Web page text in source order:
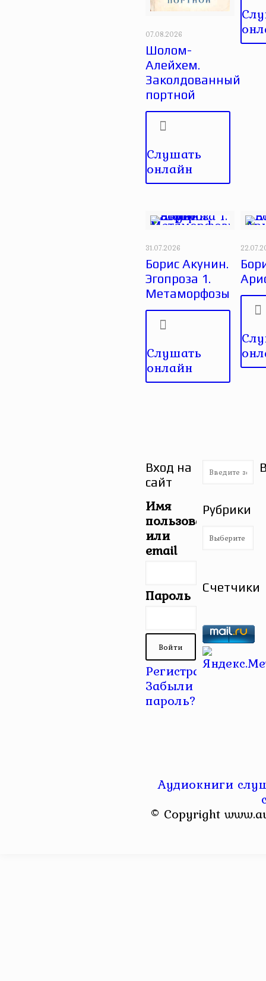
07.08.2026
Шолом-
Алейхем.
Заколдованный
портной
Слушать
онлайн
31.07.2026
Борис Акунин.
Эгопроза 1.
Метаморфозы
Слушать
онлайн
Вход на
сайт
Имя
пользователя
или
email
Пароль
Регистрация |
Забыли
пароль?
Рубрики
Рубрики
Счетчики
Аудиокниги
© Copyright